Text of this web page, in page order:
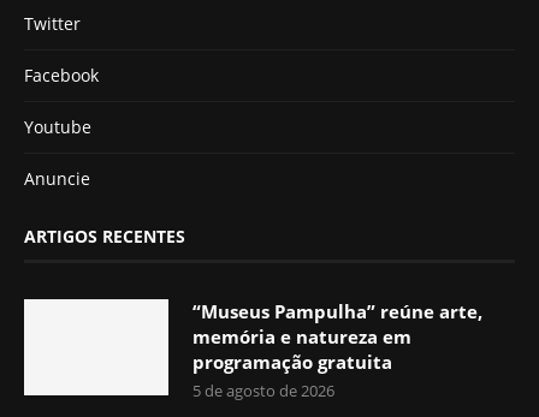
Twitter
Facebook
Youtube
Anuncie
ARTIGOS RECENTES
“Museus Pampulha” reúne arte,
memória e natureza em
programação gratuita
5 de agosto de 2026